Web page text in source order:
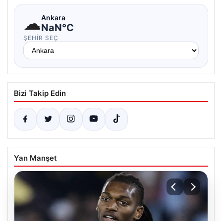
☁Ankara
NaN°C
ŞEHIR SEÇ
Bizi Takip Edin
Yan Manşet